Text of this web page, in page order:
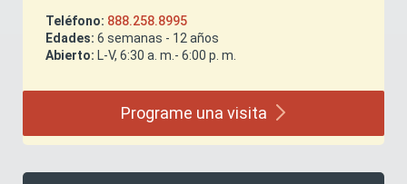
Teléfono: 888.258.8995
Edades: 6 semanas - 12 años
Abierto: L-V, 6:30 a. m.- 6:00 p. m.
Programe una visita